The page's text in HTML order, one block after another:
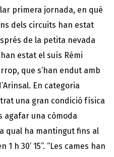
primera jornada, en què
dels circuits han estat
de la petita nevada
estat el suís Rémi
que s’han endut amb
En categoria
una gran condició física
agafar una còmoda
qual ha mantingut fins al
h 30’ 15’’. “Les cames han